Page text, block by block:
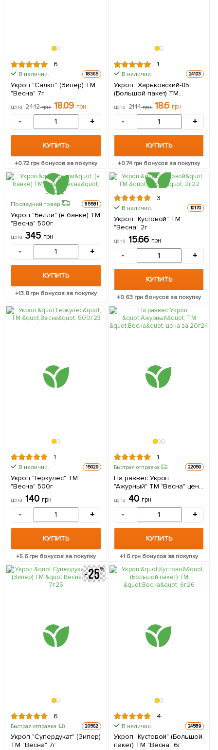
6
В наличии. 18365
Укроп "Салют" (Зипер) ТМ
"Весна" 7г
цена 24.12грн 18.09 грн
- +
КУПИТЬ
+0.72 грн бонусов за покупку
1
В наличии. 24103
Укроп "Харьковский-85"
(Большой пакет) ТМ
цена 21.14грн 18.6 грн
- +
КУПИТЬ
+0.74грн бонусов за покупку
Последний товар 85581
Укроп "Белли" (в банке) ТМ
"Весна" 500г
цена 345 грн
- +
КУПИТЬ
+13.8грн бонусов за покупку
3
В наличии. 10170
Укроп "Кустовой" ТМ
"Весна" 2г
цена 15.66 грн
- +
КУПИТЬ
+0.63 грн бонусов за покупку
1
В наличии. 15029
Укроп "Геркулес" ТМ
"Весна" 500г
цена 140 грн
- +
КУПИТЬ
+5.6грн бонусов за покупку
1
Быстрая отправка 22050
На развес Укроп
"Ажурный" ТМ "Весна" цена
за 20г
цена 40 грн
- +
КУПИТЬ
+1.6грн бонусов за покупку
6
Быстрая отправка 20562
Укроп "Супердукат" (Зипер)
ТМ "Весна" 7г
4
В наличии. 24589
Укроп "Кустовой" (Большой
пакет) ТМ "Весна" 6г